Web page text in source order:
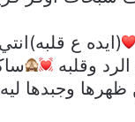
(ايده ع
وقلبه
وجبدها